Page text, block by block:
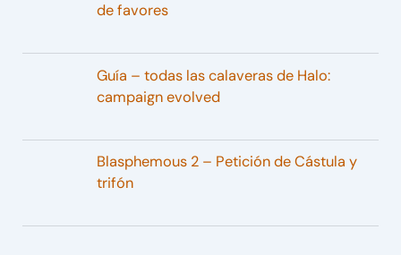
de favores
Guía – todas las calaveras de Halo:
campaign evolved
Blasphemous 2 – Petición de Cástula y
trifón